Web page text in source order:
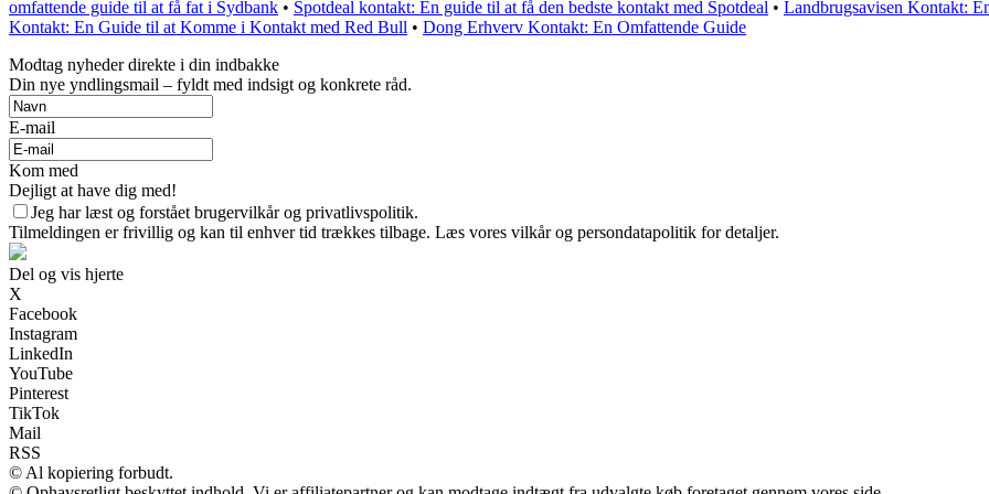
omfattende guide til at få fat i Sydbank • Spotdeal kontakt: En guide til at få den bedste kontakt med Spotdeal • Landbrugsavisen Kontakt:
Kontakt: En Guide til at Komme i Kontakt med Red Bull • Dong Erhverv Kontakt: En Omfattende Guide
Modtag nyheder direkte i din indbakke
Din nye yndlingsmail – fyldt med indsigt og konkrete råd.
E-mail
Kom med
Dejligt at have dig med!
Jeg har læst og forstået brugervilkår og privatlivspolitik.
Tilmeldingen er frivillig og kan til enhver tid trækkes tilbage. Læs vores vilkår og persondatapolitik for detaljer.
Del og vis hjerte
X
Facebook
Instagram
LinkedIn
YouTube
Pinterest
TikTok
Mail
RSS
© Al kopiering forbudt.